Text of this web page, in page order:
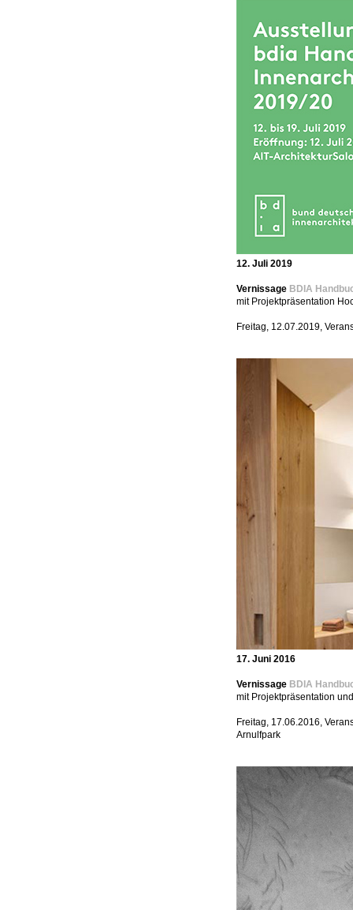
12. Juli 2019
Vernissage BDIA
mit Projektpräsentation
Freitag, 12.07.2019,
17. Juni 2016
Vernissage BDIA
mit Projektpräsentation
Freitag, 17.06.2016,
Arnulfpark